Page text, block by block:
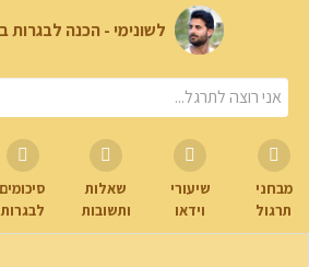
לשונימי - הכנה לבגרות
מבחני
תרגול
שיעורי
וידאו
שאלות
ותשובות
סיכומים
לבגרות